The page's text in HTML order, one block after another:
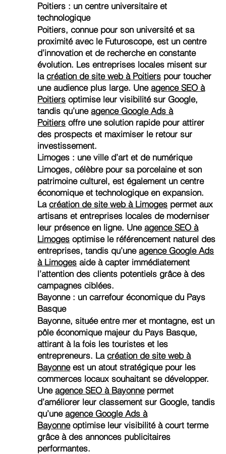
Poitiers : un centre universitaire et
technologique
Poitiers, connue pour son université et sa
proximité avec le Futuroscope, est un centre
d’innovation et de recherche en constante
évolution. Les entreprises locales misent sur
lacréation de site web à Poitiers pour toucher
une audience plus large. Uneagence SEO à
Poitiers optimise leur visibilité sur Google,
tandis qu’uneagence Google Ads à
Poitiers offre une solution rapide pour attirer
des prospects et maximiser le retour sur
investissement.
Limoges : une ville d’art et de numérique
Limoges, célèbre pour sa porcelaine et son
patrimoine culturel, est également un centre
économique et technologique en expansion.
Lacréation de site web à Limoges permet aux
artisans et entreprises locales de moderniser
leur présence en ligne. Uneagence SEO à
Limoges optimise le référencement naturel des
entreprises, tandis qu’uneagence Google Ads
à Limoges aide à capter immédiatement
l’attention des clients potentiels grâce à des
campagnes ciblées.
Bayonne : un carrefour économique du Pays
Basque
Bayonne, située entre mer et montagne, est un
pôle économique majeur du Pays Basque,
attirant à la fois les touristes et les
entrepreneurs. Lacréation de site web à
Bayonneest un atout stratégique pour les
commerces locaux souhaitant se développer.
Uneagence SEO à Bayonnepermet
d’améliorer leur classement sur Google, tandis
qu’uneagence Google Ads à
Bayonneoptimise leur visibilité à court terme
grâce à des annonces publicitaires
performantes.